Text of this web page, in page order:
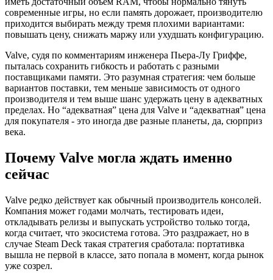
современные игры, но если память дорожает, производителю
приходится выбирать между тремя плохими вариантами:
повышать цену, снижать маржу или ухудшать конфигурацию.
Valve, судя по комментариям инженера Пьера-Лу Гриффе,
пыталась сохранить гибкость и работать с разными
поставщиками памяти. Это разумная стратегия: чем больше
вариантов поставки, тем меньше зависимость от одного
производителя и тем выше шанс удержать цену в адекватных
пределах. Но “адекватная” цена для Valve и “адекватная” цена
для покупателя - это иногда две разные планеты, да, сюрприз
века.
Почему Valve могла ждать именно
сейчас
Valve редко действует как обычный производитель консолей.
Компания может годами молчать, тестировать идеи,
откладывать релизы и выпускать устройство только тогда,
когда считает, что экосистема готова. Это раздражает, но в
случае Steam Deck такая стратегия сработала: портативка
вышла не первой в классе, зато попала в момент, когда рынок
уже созрел.